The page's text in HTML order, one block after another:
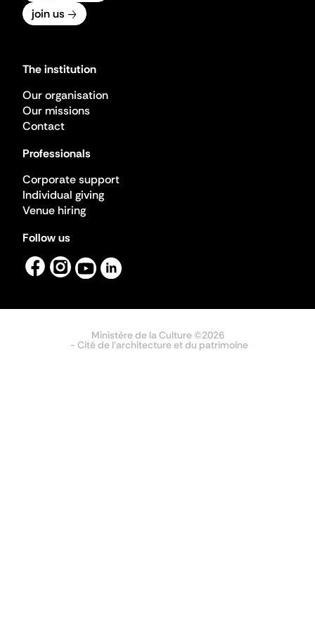
join us
The institution
Our organisation
Our missions
Contact
Professionals
Corporate support
Individual giving
Venue hiring
Follow us
Ministère de la Culture ©2026
- Cité de l'architecture et du patrimoine